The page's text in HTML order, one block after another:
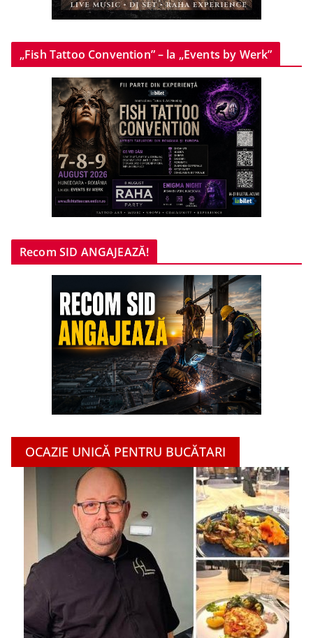
„Fish Tattoo Convention” – la „Events by Werk”
Recom SID ANGAJEAZĂ!
OCAZIE UNICĂ PENTRU BUCĂTARI